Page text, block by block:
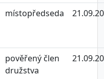
místopředseda
pověřený člen
družstva